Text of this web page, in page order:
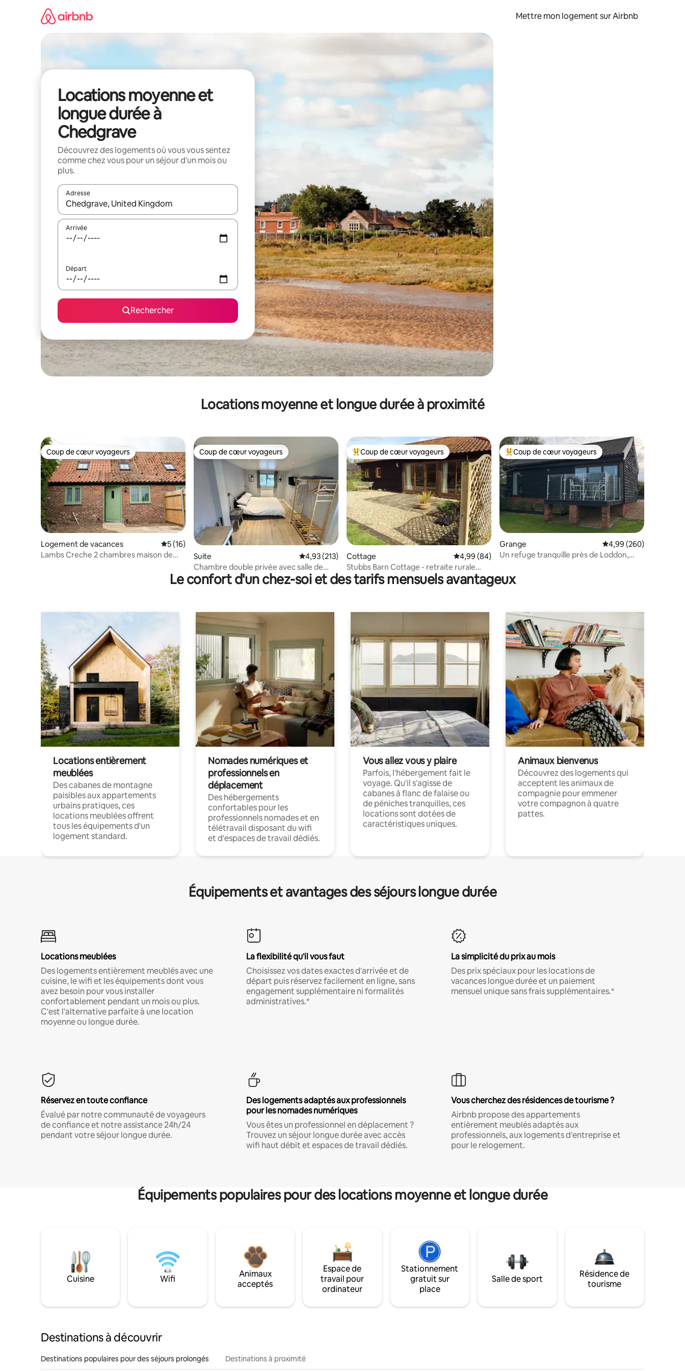
Mettre mon logement sur Airbnb
Locations moyenne et
longue durée à
Chedgrave
Découvrez des logements où vous vous sentez
comme chez vous pour un séjour d'un mois ou
plus.
Adresse
Lorsque les résultats s'affichent, utilisez les flèches vers le haut et vers le bas pour les parcourir ou en appuyant et en faisant glisser.
Arrivée
Départ
Rechercher
Locations moyenne et longue durée à proximité
Coup de cœur voyageurs
Coup de cœur voyageurs
Logement de vacances Évaluation moyenne sur la base de 16 commentaires : 5 sur 5
5 (16)
Lambs Creche 2 chambres maison de
Coup de cœur voyageurs
Coup de cœur voyageurs
Suite Évaluation moyenne sur la base de 213 commentaires : 4,93 sur 5
4,93 (213)
Chambre double privée avec salle de
bains et parking
Coups de cœur voyageurs les plus appréciés
Coup de cœur voyageurs
Cottage Évaluation moyenne sur la base de 84 commentaires : 4,99 sur 5
4,99 (84)
Stubbs Barn Cottage - retraite rurale
paisible
Coups de cœur voyageurs les plus appréciés
Coup de cœur voyageurs
Grange Évaluation moyenne
4,99 (260)
Un refuge tranquille près de Loddon,
Le confort d'un chez-soi et des tarifs mensuels avantageux
Locations entièrement
meublées
Des cabanes de montagne
paisibles aux appartements
urbains pratiques, ces
locations meublées offrent
tous les équipements d'un
logement standard.
Nomades numériques et
professionnels en
déplacement
Des hébergements
confortables pour les
professionnels nomades et en
télétravail disposant du wifi
et d'espaces de travail dédiés.
Vous allez vous y plaire
Parfois, l'hébergement fait le
voyage. Qu'il s'agisse de
cabanes à flanc de falaise ou
de péniches tranquilles, ces
locations sont dotées de
caractéristiques uniques.
Animaux bienvenus
Découvrez des logements qui
acceptent les animaux de
compagnie pour emmener
votre compagnon à quatre
pattes.
Équipements et avantages des séjours longue durée
Locations meublées
Des logements entièrement meublés avec une
cuisine, le wifi et les équipements dont vous
avez besoin pour vous installer
confortablement pendant un mois ou plus.
C'est l'alternative parfaite à une location
moyenne ou longue durée.
La flexibilité qu'il vous faut
Choisissez vos dates exactes d'arrivée et de
départ puis réservez facilement en ligne, sans
engagement supplémentaire ni formalités
administratives.*
La simplicité du prix au mois
Des prix spéciaux pour les locations de
vacances longue durée et un paiement
mensuel unique sans frais supplémentaires.*
Réservez en toute confiance
Évalué par notre communauté de voyageurs
de confiance et notre assistance 24h/24
pendant votre séjour longue durée.
Des logements adaptés aux professionnels
pour les nomades numériques
Vous êtes un professionnel en déplacement ?
Trouvez un séjour longue durée avec accès
wifi haut débit et espaces de travail dédiés.
Vous cherchez des résidences de tourisme ?
Airbnb propose des appartements
entièrement meublés adaptés aux
professionnels, aux logements d'entreprise et
pour le relogement.
Équipements populaires pour des locations moyenne et longue durée
Cuisine Wifi
Animaux
acceptés
Espace de
travail pour
ordinateur
Stationnement
gratuit sur
place
Salle de sport
Résidence de
tourisme
Destinations à découvrir
Destinations populaires pour des séjours prolongés Destinations à proximité